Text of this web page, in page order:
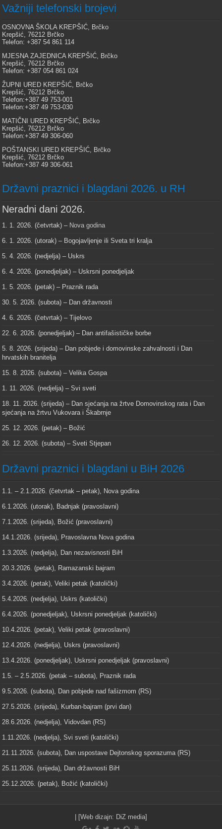
Važniji telefonski brojevi
OSNOVNA ŠKOLA KREPŠIĆ, Brčko
Krepšić, 76212 Brčko
Telefon: +387 54 861 114
MJESNA ZAJEDNICA KREPŠIĆ, Brčko
Krepšić, 76212 Brčko
Telefon: +387 054 861 024
ŽUPNI URED KREPŠIĆ, Brčko
Krepšić, 76212 Brčko
Telefon:+387 49 753-001
Telefon:+387 49 753-030
MATIČNI URED KREPŠIĆ, Brčko
Krepšić, 76212 Brčko
Telefon:+387 49 306-060
POŠTANSKI URED KREPŠIĆ, Brčko
Krepšić, 76212 Brčko
Telefon:+387 49 306-061
Državni praznici i blagdani 2026. u RH
Neradni dani 2026.
1. 1. 2026. (četvrtak) – Nova godina
6. 1. 2026. (utorak) – Bogojavljenje ili Sveta tri kralja
5. 4. 2026. (nedjelja) – Uskrs
6. 4. 2026. (ponedjeljak) – Uskrsni ponedjeljak
1. 5. 2026. (petak) – Praznik rada
30. 5. 2026. (subota) – Dan državnosti
4. 6. 2026. (četvrtak) – Tijelovo
22. 6. 2026. (ponedjeljak) – Dan antifašističke borbe
5. 8. 2026. (srijeda) – Dan pobjede i domovinske zahvalnosti i Dan
hrvatskih branitelja
15. 8. 2026. (subota) – Velika Gospa
1. 11. 2026. (nedjelja) – Svi sveti
18. 11. 2026. (srijeda) – Dan sjećanja na žrtve Domovinskog rata i Dan
sjećanja na žrtvu Vukovara i Škabrnje
25. 12. 2026. (petak) – Božić
26. 12. 2026. (subota) – Sveti Stjepan
Državni praznici i blagdani u BiH 2026
1.1. – 2.1.2026. (četvrtak – petak), Nova godina
6.1.2026. (utorak), Badnjak (pravoslavni)
7.1.2026. (srijeda), Božić (pravoslavni)
14.1.2026. (srijeda), Pravoslavna Nova godina
1.3.2026. (nedjelja), Dan nezavisnosti BiH
20.3.2026. (petak), Ramazanski bajram
3.4.2026. (petak), Veliki petak (katolički)
5.4.2026. (nedjelja), Uskrs (katolički)
6.4.2026. (ponedjeljak), Uskrsni ponedjeljak (katolički)
10.4.2026. (petak), Veliki petak (pravoslavni)
12.4.2026. (nedjelja), Uskrs (pravoslavni)
13.4.2026. (ponedjeljak), Uskrsni ponedjeljak (pravoslavni)
1.5. – 2.5.2026. (petak – subota), Praznik rada
9.5.2026. (subota), Dan pobjede nad fašizmom (RS)
27.5.2026. (srijeda), Kurban-bajram (prvi dan)
28.6.2026. (nedjelja), Vidovdan (RS)
1.11.2026. (nedjelja), Svi sveti (katolički)
21.11.2026. (subota), Dan uspostave Dejtonskog sporazuma (RS)
25.11.2026. (srijeda), Dan državnosti BiH
25.12.2026. (petak), Božić (katolički)
| [Web dizajn: DiZ media]